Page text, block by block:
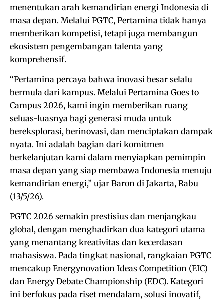
menentukan arah kemandirian energi Indonesia di
masa depan. Melalui PGTC, Pertamina tidak hanya
memberikan kompetisi, tetapi juga membangun
ekosistem pengembangan talenta yang
komprehensif.
“Pertamina percaya bahwa inovasi besar selalu
bermula dari kampus. Melalui Pertamina Goes to
Campus 2026, kami ingin memberikan ruang
seluas-luasnya bagi generasi muda untuk
bereksplorasi, berinovasi, dan menciptakan dampak
nyata. Ini adalah bagian dari komitmen
berkelanjutan kami dalam menyiapkan pemimpin
masa depan yang siap membawa Indonesia menuju
kemandirian energi,” ujar Baron di Jakarta, Rabu
(13/5/26).
PGTC 2026 semakin prestisius dan menjangkau
global, dengan menghadirkan dua kategori utama
yang menantang kreativitas dan kecerdasan
mahasiswa. Pada tingkat nasional, rangkaian PGTC
mencakup Energynovation Ideas Competition (EIC)
dan Energy Debate Championship (EDC). Kategori
ini berfokus pada riset mendalam, solusi inovatif,